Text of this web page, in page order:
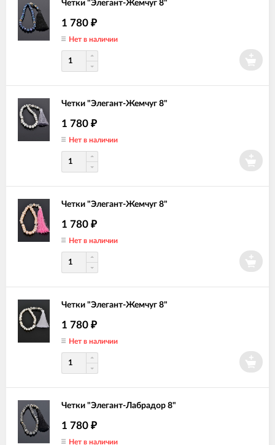
Четки "Элегант-Жемчуг 8"
1 780 ₽
Нет в наличии
Четки "Элегант-Жемчуг 8"
1 780 ₽
Нет в наличии
Четки "Элегант-Жемчуг 8"
1 780 ₽
Нет в наличии
Четки "Элегант-Жемчуг 8"
1 780 ₽
Нет в наличии
Четки "Элегант-Лабрадор 8"
1 780 ₽
Нет в наличии